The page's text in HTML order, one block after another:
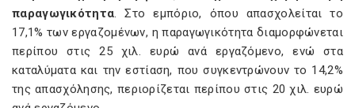
παραγωγικότητα. Στο εμπόριο, όπου απασχολείται το
17,1% των εργαζομένων, η παραγωγικότητα διαμορφώνεται
περίπου στις 25 χιλ. ευρώ ανά εργαζόμενο, ενώ στα
καταλύματα και την εστίαση, που συγκεντρώνουν το 14,2%
της απασχόλησης, περιορίζεται περίπου στις 20 χιλ. ευρώ